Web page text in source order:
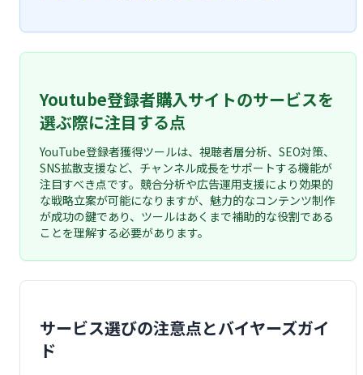
Youtube登録者購入サイトのサービスを
選ぶ際に注目する点
YouTube登録者獲得ツールは、視聴者層分析、SEO対策、
SNS拡散支援など、チャンネル成長をサポートする機能が
注目すべき点です。競合分析や広告運用支援により効果的
な戦略立案が可能になりますが、魅力的なコンテンツ制作
が成功の鍵であり、ツールはあくまで補助的な役割である
ことを理解する必要があります。
サービス選びの注意点とバイヤーズガイ
ド